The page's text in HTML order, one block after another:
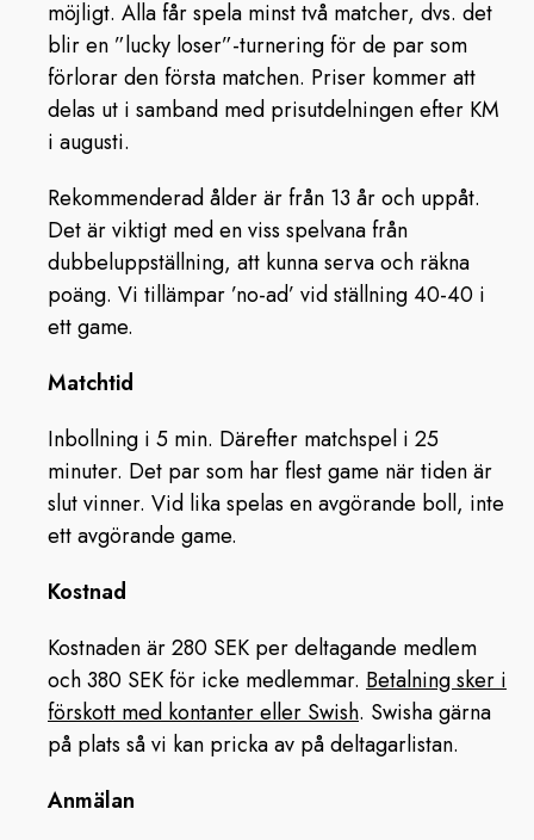
möjligt. Alla får spela minst två matcher, dvs. det
blir en ”lucky loser”-turnering för de par som
förlorar den första matchen. Priser kommer att
delas ut i samband med prisutdelningen efter KM
i augusti.
Rekommenderad ålder är från 13 år och uppåt.
Det är viktigt med en viss spelvana från
dubbeluppställning, att kunna serva och räkna
poäng. Vi tillämpar ’no-ad’ vid ställning 40-40 i
ett game.
Matchtid
Inbollning i 5 min. Därefter matchspel i 25
minuter. Det par som har flest game när tiden är
slut vinner. Vid lika spelas en avgörande boll, inte
ett avgörande game.
Kostnad
Kostnaden är 280 SEK per deltagande medlem
och 380 SEK för icke medlemmar. Betalning sker i
förskott med kontanter eller Swish. Swisha gärna
på plats så vi kan pricka av på deltagarlistan.
Anmälan